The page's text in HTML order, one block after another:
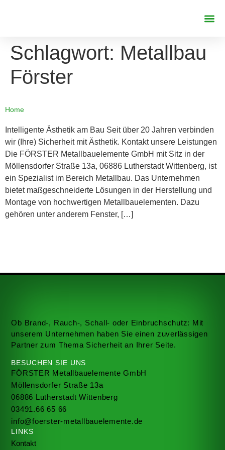
Schlagwort: Metallbau
Förster
Home
Intelligente Ästhetik am Bau Seit über 20 Jahren verbinden
wir (Ihre) Sicherheit mit Ästhetik. Kontakt unsere Leistungen
Die FÖRSTER Metallbauelemente GmbH mit Sitz in der
Möllensdorfer Straße 13a, 06886 Lutherstadt Wittenberg, ist
ein Spezialist im Bereich Metallbau. Das Unternehmen
bietet maßgeschneiderte Lösungen in der Herstellung und
Montage von hochwertigen Metallbauelementen. Dazu
gehören unter anderem Fenster, […]
Ob Brand-, Rauch-, Schall- oder Einbruchschutz: Mit
unserem Unternehmen haben Sie einen zuverlässigen
Partner zum Thema Sicherheit an Ihrer Seite.
BESUCHEN SIE UNS
FÖRSTER Metallbauelemente GmbH
Möllensdorfer Straße 13a
06886 Lutherstadt Wittenberg
03491.66 65 66
info@foerster-metallbauelemente.de
LINKS
Kontakt